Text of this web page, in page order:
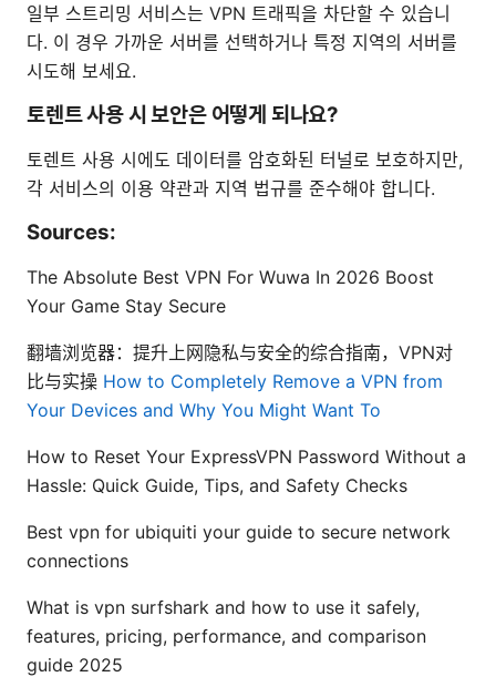
일부 스트리밍 서비스는 VPN 트래픽을 차단할 수 있습니
다. 이 경우 가까운 서버를 선택하거나 특정 지역의 서버를
시도해 보세요.
토렌트 사용 시 보안은 어떻게 되나요?
토렌트 사용 시에도 데이터를 암호화된 터널로 보호하지만,
각 서비스의 이용 약관과 지역 법규를 준수해야 합니다.
Sources:
The Absolute Best VPN For Wuwa In 2026 Boost
Your Game Stay Secure
翻墙浏览器：提升上网隐私与安全的综合指南，VPN对
比与实操 How to Completely Remove a VPN from
Your Devices and Why You Might Want To
How to Reset Your ExpressVPN Password Without a
Hassle: Quick Guide, Tips, and Safety Checks
Best vpn for ubiquiti your guide to secure network
connections
What is vpn surfshark and how to use it safely,
features, pricing, performance, and comparison
guide 2025